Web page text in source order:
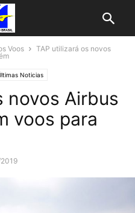
Voos
TAP utilizará os novos
Noticias
novos Airbus
voos para